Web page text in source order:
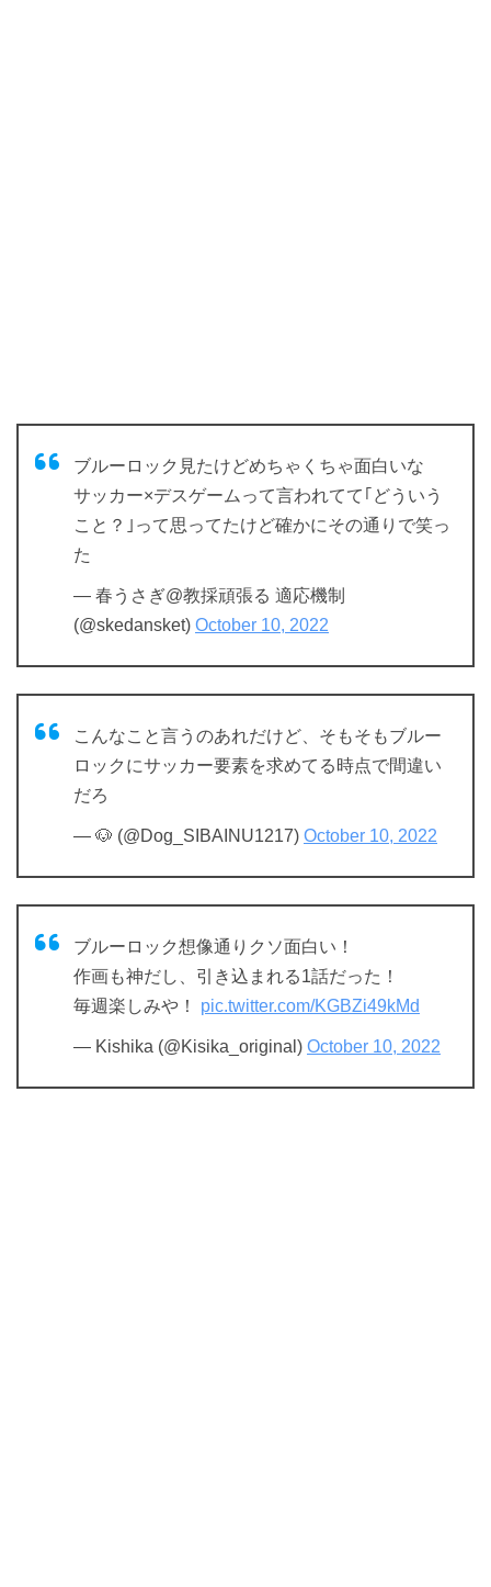
ブルーロック見たけどめちゃくちゃ面白いな
サッカー×デスゲームって言われてて｢どういう
こと？｣って思ってたけど確かにその通りで笑っ
た
— 春うさぎ@教採頑張る 適応機制
(@skedansket) October 10, 2022
こんなこと言うのあれだけど、そもそもブルー
ロックにサッカー要素を求めてる時点で間違い
だろ
— 🐶 (@Dog_SIBAINU1217) October 10, 2022
ブルーロック想像通りクソ面白い！
作画も神だし、引き込まれる1話だった！
毎週楽しみや！ pic.twitter.com/KGBZi49kMd
— Kishika (@Kisika_original) October 10, 2022